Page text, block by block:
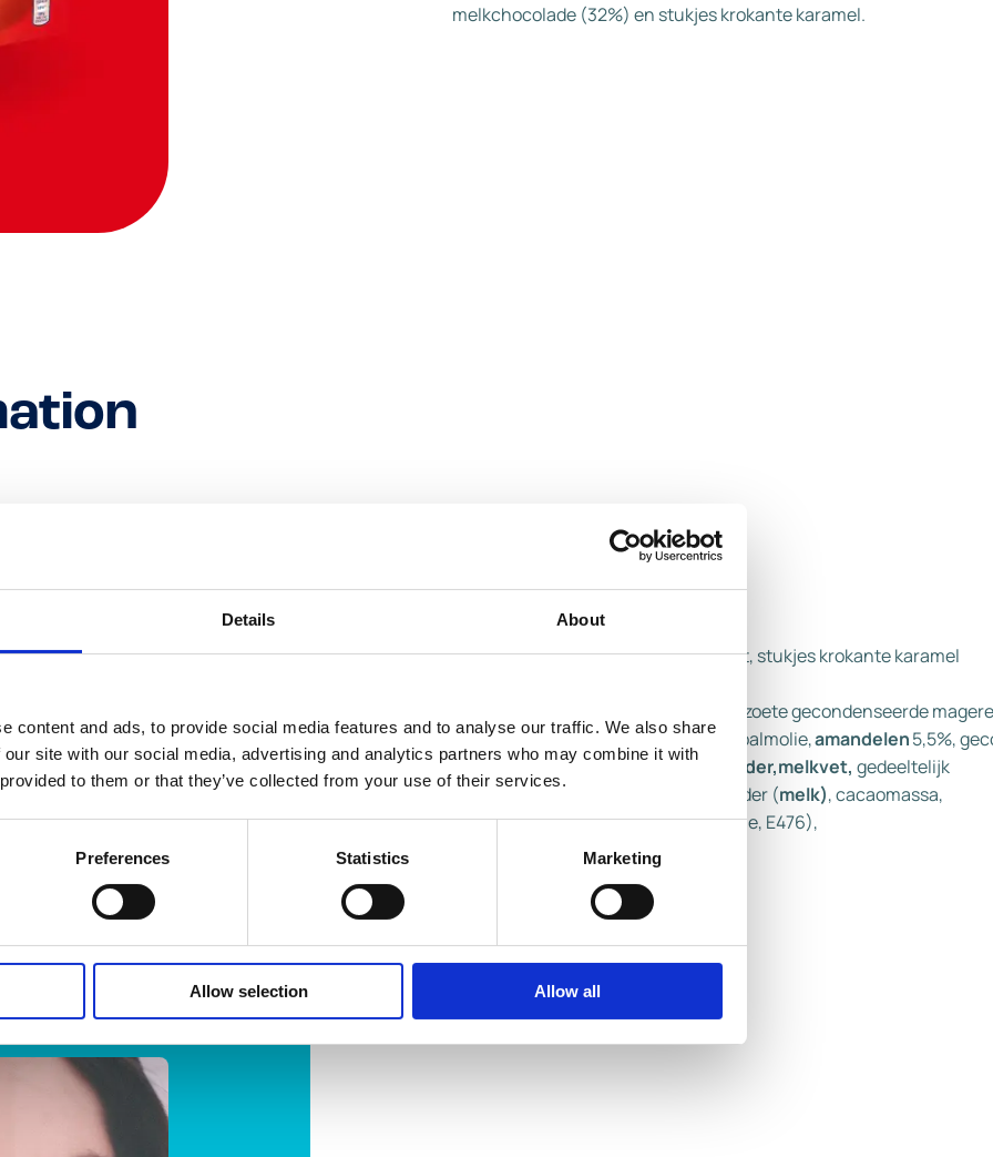
Details About
content and ads, to provide social media features and to analyse our traffic. We also share
site with our social media, advertising and analytics partners who may combine it with
to them or that they’ve collected from your use of their services.
Preferences Statistics Marketing
Allow selection Allow all
melkchocolade (32%) en stukjes krokante karamel.
Mageremelk,suiker, gedeeltelijk gehydrateerd weiconcentraat(melk), cacaoboter, kokosvet, stukjes krokante karamel
, gezoete gecondenseerde
emulgator (sojalecithine), aroma’s), glucosestroop, stukjes krokante karamel 2,5% (suiker, palmolie,amandelen5,5%,
magere melkmet suiker, zout, cacaoboter, cacaomassa, weipoeder (melk), magere melkpoeder,melkvet, gedeeltelijk
gedemineraliseerd weipoeder (melk),emulgator (sojalecithine), aroma’s), botervet, weipoeder (melk), cacaomassa,
magere melkpoeder,lactose,emulgatoren (mono- en diglyceriden van vetzuren, sojalecithine, E476),
stabilisatoren(johannesbroodpitmeel,guarpitmeel), aroma.
Kan bevatten: andere noten, aardnoten, ei, gluten. Kan harde stukjes bevatten.